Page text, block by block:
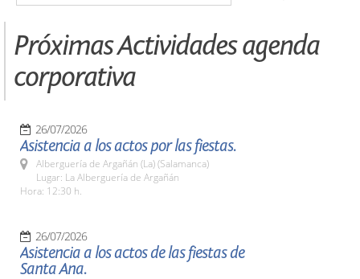
Próximas Actividades agenda
corporativa
26/07/2026
Asistencia a los actos por las fiestas.
Alberguería de Argañán (La) (Salamanca)
Lugar: La Alberguería de Argañán
Hora: 12:30 h.
26/07/2026
Asistencia a los actos de las fiestas de
Santa Ana.